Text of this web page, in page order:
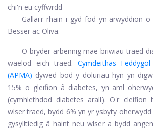
chi'n eu cyffwrdd
Gallai'r rhain i gyd fod yn arwyddion
Besser ac Oliva.
O bryder arbennig mae briwiau traed
waelod eich traed. Cymdeithas
(APMA) dywed bod y doluriau hyn yn
15% o gleifion â diabetes, yn aml
(cymhlethdod diabetes arall). O'r cleifion
wlser traed, bydd 6% yn yr ysbyty
gysylltiedig â haint neu wlser a bydd